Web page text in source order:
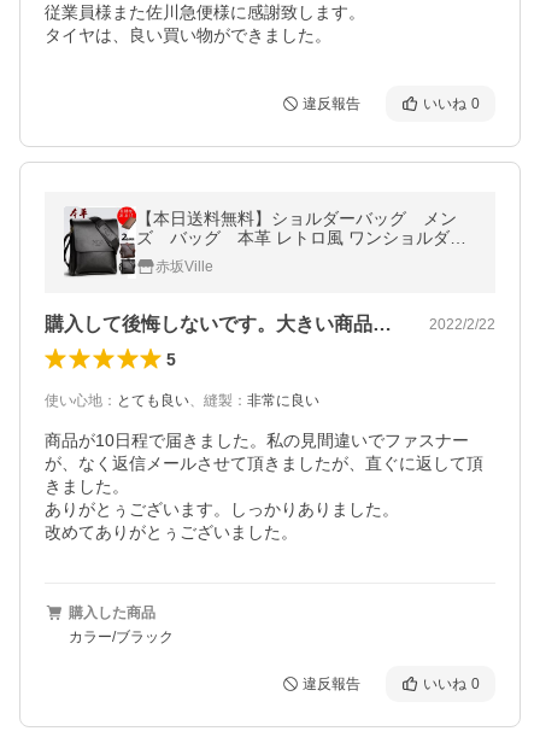
従業員様また佐川急便様に感謝致します。
タイヤは、良い買い物ができました。
違反報告 いいね 0
【本日送料無料】ショルダーバッグ メン
ズ バッグ 本革 レトロ風 ワンショルダー
斜め掛け 軽量 男女兼用 メンズギフト 30代 4
0代 50代60代鞄 耐摩設計
赤坂Ville
購入して後悔しないです。大きい商品で購入 2022/2/22
5
使い心地 ： とても良い、 縫製 ： 非常に良い
商品が10日程で届きました。私の見間違いでファスナー
が、なく返信メールさせて頂きましたが、直ぐに返して頂
きました。
ありがとぅございます。しっかりありました。
改めてありがとぅございました。
購入した商品
カラー/ブラック
違反報告 いいね 0